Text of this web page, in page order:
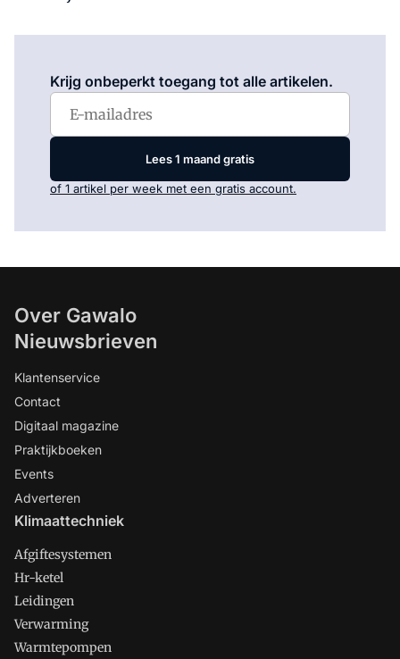
Krijg onbeperkt toegang tot alle artikelen.
Lees 1 maand gratis
of 1 artikel per week met een gratis account.
Over Gawalo
Nieuwsbrieven
Klantenservice
Contact
Digitaal magazine
Praktijkboeken
Events
Adverteren
Klimaattechniek
Afgiftesystemen
Hr-ketel
Leidingen
Verwarming
Warmtepompen